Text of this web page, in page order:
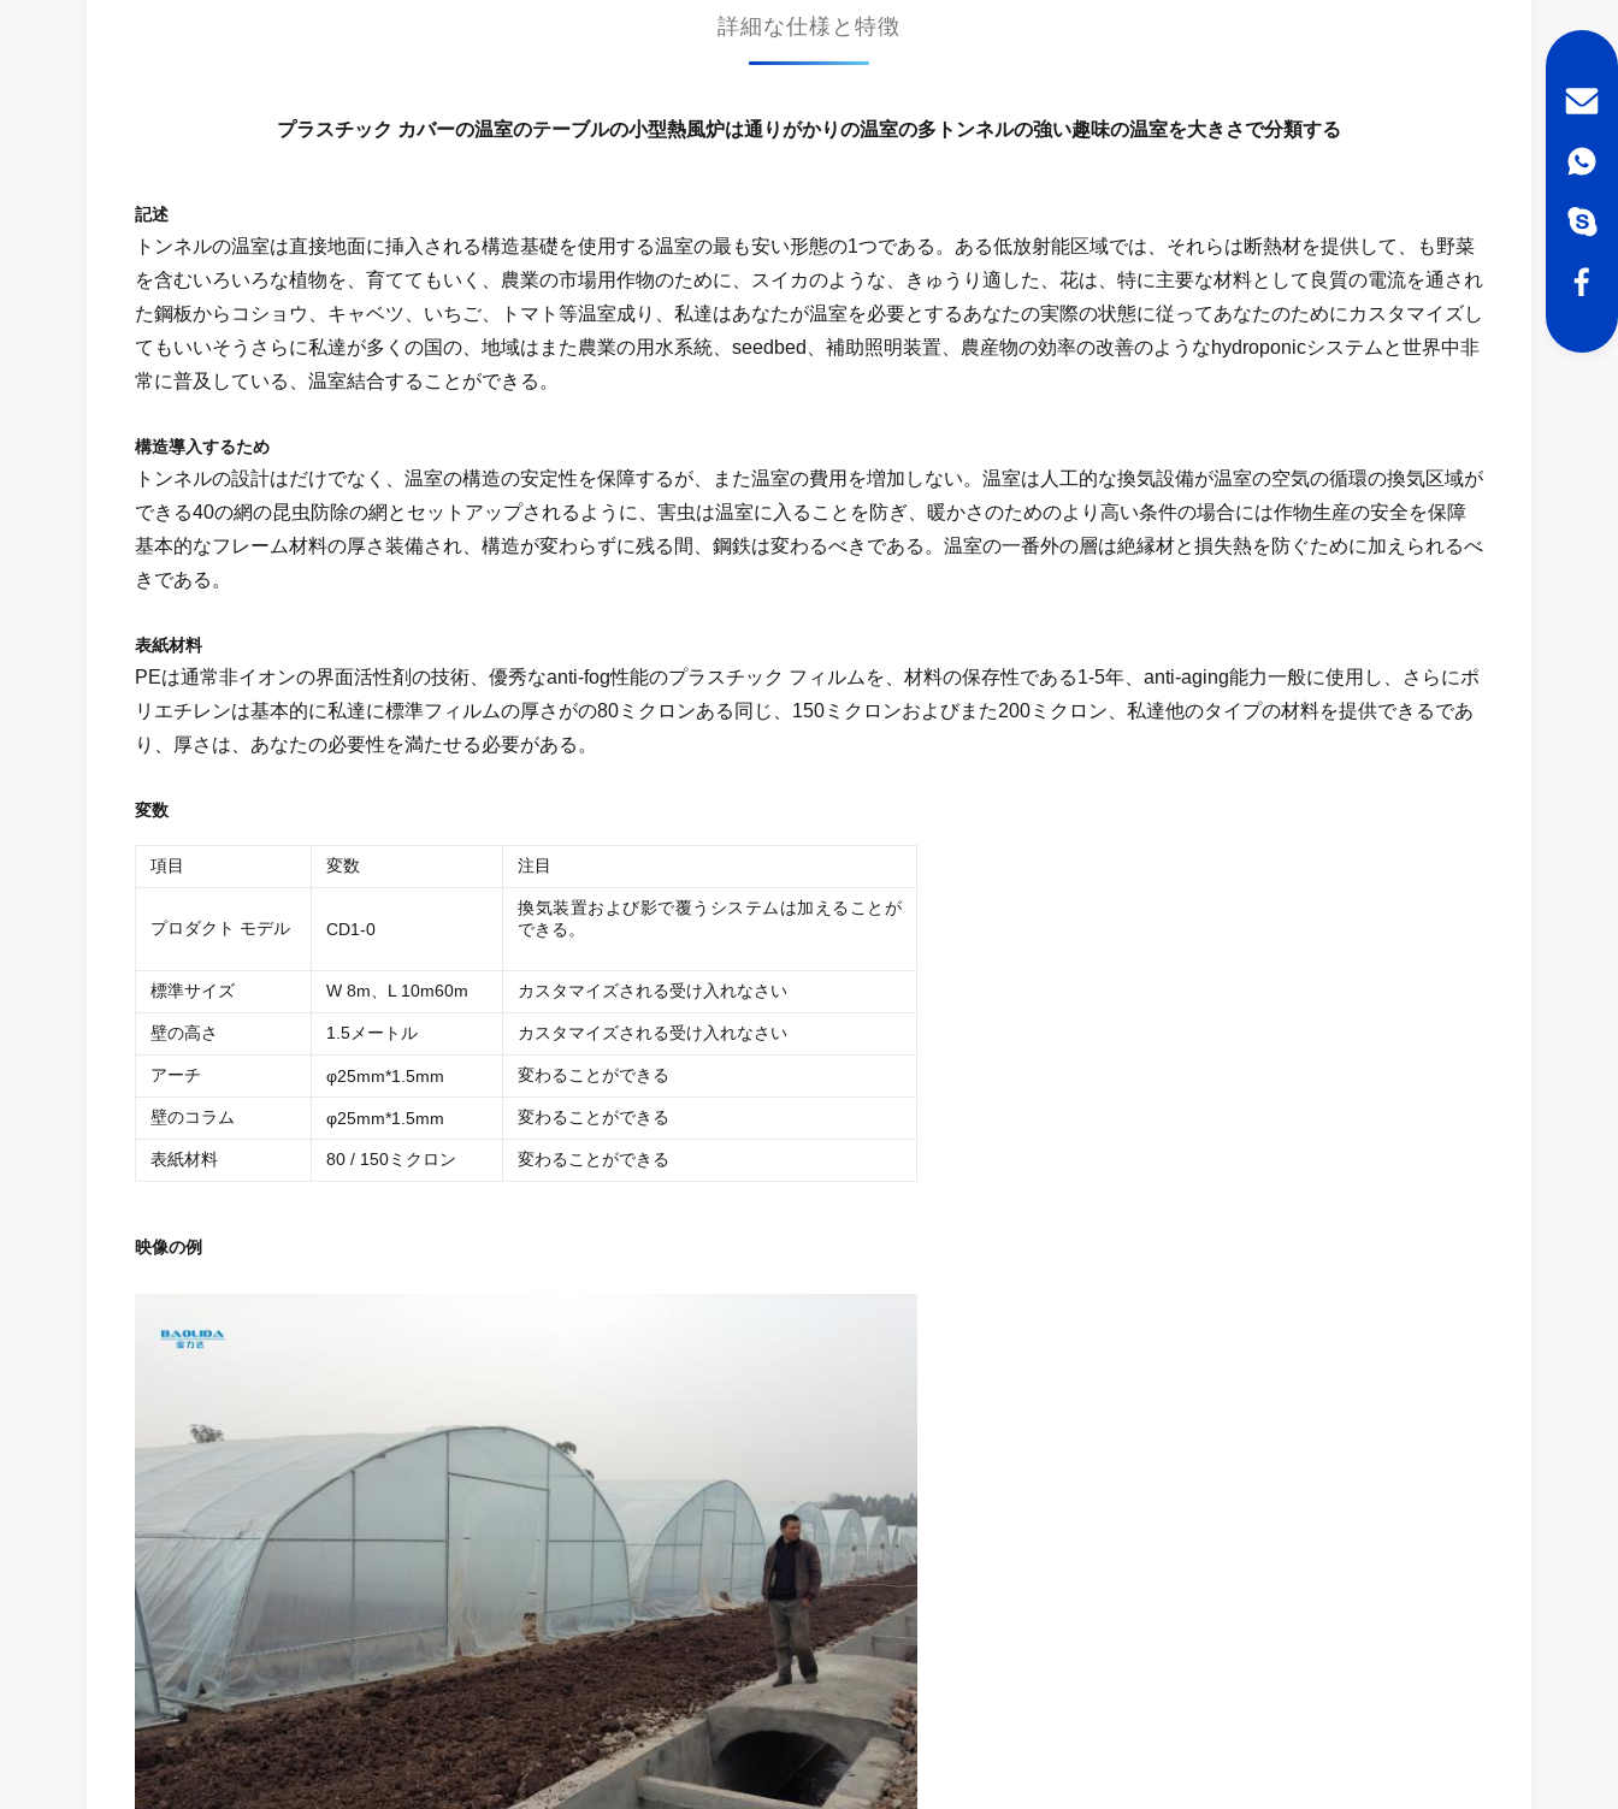
詳細な仕様と特徴
プラスチック カバーの温室のテーブルの小型熱風炉は通りがかりの温室の多トンネルの強い趣味の温室を大きさで分類する
記述
トンネルの温室は直接地面に挿入される構造基礎を使用する温室の最も安い形態の1つである。ある低放射能区域では、それらは断熱材を提供して、も野菜
を含むいろいろな植物を、育ててもいく、農業の市場用作物のために、スイカのような、きゅうり適した、花は、特に主要な材料として良質の電流を通され
た鋼板からコショウ、キャベツ、いちご、トマト等温室成り、私達はあなたが温室を必要とするあなたの実際の状態に従ってあなたのためにカスタマイズし
てもいいそうさらに私達が多くの国の、地域はまた農業の用水系統、seedbed、補助照明装置、農産物の効率の改善のようなhydroponicシステムと世界中非
常に普及している、温室結合することができる。
構造導入するため
トンネルの設計はだけでなく、温室の構造の安定性を保障するが、また温室の費用を増加しない。温室は人工的な換気設備が温室の空気の循環の換気区域が
できる40の網の昆虫防除の網とセットアップされるように、害虫は温室に入ることを防ぎ、暖かさのためのより高い条件の場合には作物生産の安全を保障
基本的なフレーム材料の厚さ装備され、構造が変わらずに残る間、鋼鉄は変わるべきである。温室の一番外の層は絶縁材と損失熱を防ぐために加えられるべ
きである。
表紙材料
PEは通常非イオンの界面活性剤の技術、優秀なanti-fog性能のプラスチック フィルムを、材料の保存性である1-5年、anti-aging能力一般に使用し、さらにポ
リエチレンは基本的に私達に標準フィルムの厚さがの80ミクロンある同じ、150ミクロンおよびまた200ミクロン、私達他のタイプの材料を提供できるであ
り、厚さは、あなたの必要性を満たせる必要がある。
変数
項目 変数 注目
プロダクト モデル CD1-0
換気装置および影で覆うシステムは加えることが
できる。
標準サイズ W 8m、L 10m60m カスタマイズされる受け入れなさい
壁の高さ 1.5メートル カスタマイズされる受け入れなさい
アーチ φ25mm*1.5mm 変わることができる
壁のコラム φ25mm*1.5mm 変わることができる
表紙材料 80 / 150ミクロン 変わることができる
映像の例